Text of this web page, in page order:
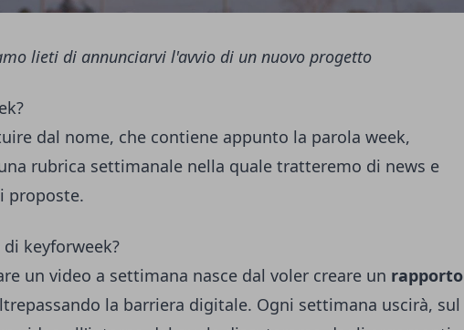
lieti di annunciarvi l'avvio di un nuovo progetto
dal nome, che contiene appunto la parola week,
rubrica settimanale nella quale tratteremo di news e
proposte.
keyforweek?
un video a settimana nasce dal voler creare un rapporto
la barriera digitale. Ogni settimana uscirà, sul